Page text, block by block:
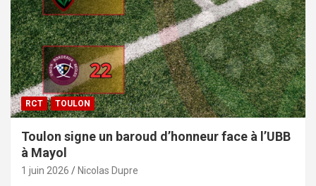
RCT TOULON
Toulon signe un baroud d’honneur face à l’UBB
à Mayol
1 juin 2026 Nicolas Dupre